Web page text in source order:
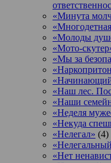
«Минута
«Молоды
«Мото-
«Мы за
«Наш лес.
«Наши
«Неделя
«Некуда
«Нелегал» (4)
«Нет